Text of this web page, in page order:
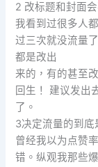
2 改标题和封面
我看到过很多人
过三次就没流量
都是改出
来的，有的甚至
回生！ 建议发出
了。
3决定流量的到底
曾经我以为点赞
错。纵观我那些